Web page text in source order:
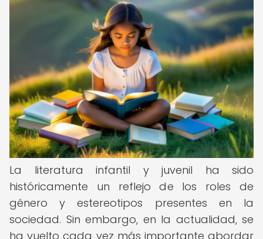
La literatura infantil y juvenil ha sido
históricamente un reflejo de los roles de
género y estereotipos presentes en la
sociedad. Sin embargo, en la actualidad, se
ha vuelto cada vez más importante abordar